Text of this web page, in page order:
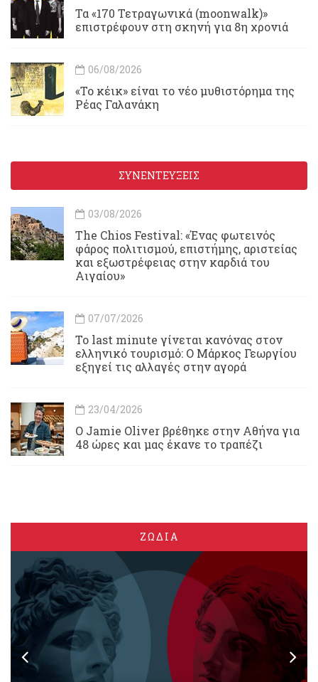
Τα «170 Τετραγωνικά (moonwalk)»
επιστρέφουν στη σκηνή για 8η χρονιά
06/08/2026
«Το κέικ» είναι το νέο μυθιστόρημα της
Ρέας Γαλανάκη
ΣΥΝΕΝΤΕΥΞΕΙΣ
03/08/2026
Τhe Chios Festival: «Ένας φωτεινός
φάρος πολιτισμού, επιστήμης, αριστείας
και εξωστρέφειας στην καρδιά του
Αιγαίου»
07/07/2026
Το last minute γίνεται κανόνας στον
ελληνικό τουρισμό: Ο Μάρκος Γεωργίου
εξηγεί τις αλλαγές στην αγορά
23/04/2026
Ο Jamie Oliver βρέθηκε στην Αθήνα για
48 ώρες και μας έκανε το τραπέζι
ΖΩΔΙΑ